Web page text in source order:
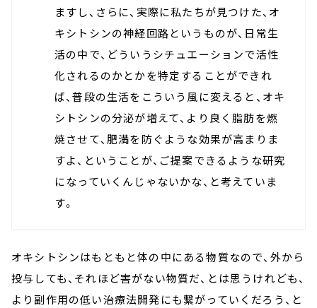
ますし、さらに、実際に私たちが見つけた、オ
キシトシンの神経回路というものが、日常生
活の中で、どういうシチュエーションで活性
化されるのかとかを特定することができれ
ば、普段の生活をこういう風に変えると、オキ
シトシンの分泌が増えて、より良く脂肪を燃
焼させて、肥満を防ぐような効果が高まりま
すよ、ということが、ご提案できるような研究
になっていくんじゃないかな、と考えていま
す。
オキシトシンはもともと体の中にある物質なので、外から
投与しても、それほど害がない物質だ、とは思うけれども、
より副作用の低い治療法開発にも繋がっていくだろう、と